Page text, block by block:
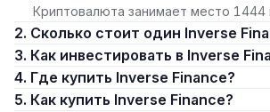
Криптовалюта занимает место 1444
2. Сколько стоит один Inverse
3. Как инвестировать в Inverse
4. Где купить Inverse Finance?
5. Как купить Inverse Finance?